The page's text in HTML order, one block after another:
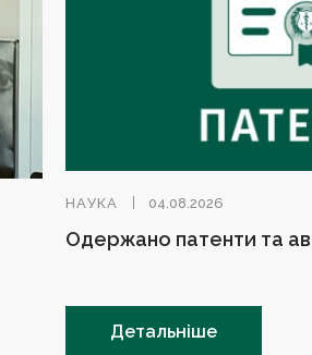
НАУКА 04.08.2026
Одержано патенти та
Детальніше